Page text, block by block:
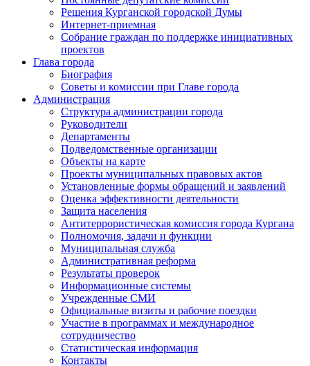
Решения Курганской городской Думы
Интернет-приемная
Собрание граждан по поддержке инициативных
проектов
Глава города
Биография
Советы и комиссии при Главе города
Администрация
Структура администрации города
Руководители
Департаменты
Подведомственные организации
Объекты на карте
Проекты муниципальных правовых актов
Установленные формы обращений и заявлений
Оценка эффективности деятельности
Защита населения
Антитеррористическая комиссия города Кургана
Полномочия, задачи и функции
Муниципальная служба
Административная реформа
Результаты проверок
Информационные системы
Учрежденные СМИ
Официальные визиты и рабочие поездки
Участие в программах и международное
сотрудничество
Статистическая информация
Контакты